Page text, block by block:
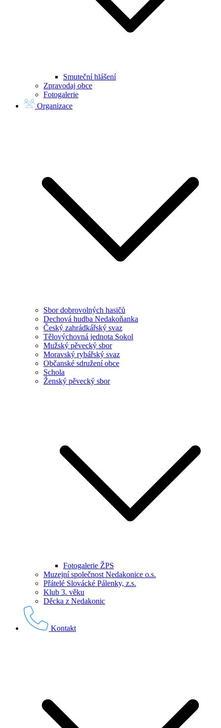
Smuteční hlášení
Zpravodaj obce
Fotogalerie
Organizace
Sbor dobrovolných hasičů
Dechová hudba Nedakoňanka
Český zahrádkářský svaz
Tělovýchovná jednota Sokol
Mužský pěvecký sbor
Moravský rybářský svaz
Občanské sdružení obce
Schola
Ženský pěvecký sbor
Fotogalerie ŽPS
Muzejní společnost Nedakonice o.s.
Přátelé Slovácké Pálenky, z.s.
Klub 3. věku
Děcka z Nedakonic
Kontakt